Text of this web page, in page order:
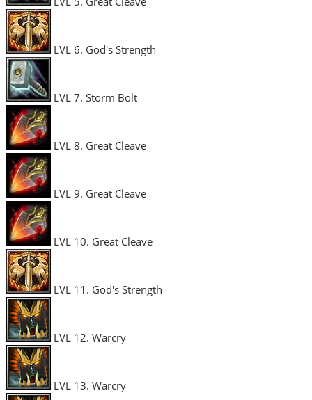
LVL 6. God's Strength
LVL 7. Storm Bolt
LVL 8. Great Cleave
LVL 9. Great Cleave
LVL 10. Great Cleave
LVL 11. God's Strength
LVL 12. Warcry
LVL 13. Warcry